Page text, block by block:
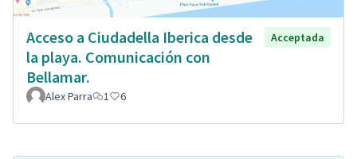
Acceso a Ciudadella Iberica desde
la playa. Comunicación con
Bellamar.
Acceptada
Alex Parra 1 6